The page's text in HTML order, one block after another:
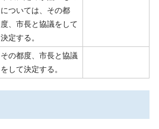
については、その都
度、市長と協議をして
決定する。
その都度、市長と協議
をして決定する。